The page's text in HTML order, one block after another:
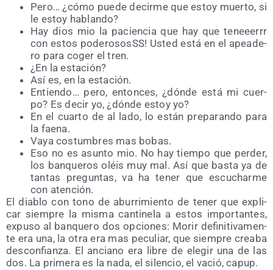
Pero… ¿cómo pue­de decir­me que estoy muer­to, si
le estoy hablando?
Hay dios mio la pacien­cia que hay que teneeerrr
con estos pode­ro­sosSS! Usted está en el apea­de­
ro para coger el tren.
¿En la estación?
Así es, en la estación.
Entien­do… pero, enton­ces, ¿dón­de está mi cuer­
po? Es decir yo, ¿dón­de estoy yo?
En el cuar­to de al lado, lo están pre­pa­ran­do para
la faena.
Vaya cos­tum­bres mas bobas.
Eso no es asun­to mio. No hay tiem­po que per­der,
los ban­que­ros oléis muy mal. Así que bas­ta ya de
tan­tas pre­gun­tas, va ha tener que escu­char­me
con atención.
El dia­blo con tono de abu­rri­mien­to de tener que expli­
car siem­pre la mis­ma can­ti­ne­la a estos impor­tan­tes,
expu­so al ban­que­ro dos opcio­nes: Morir defi­ni­ti­va­men­
te era una, la otra era mas pecu­liar, que siem­pre crea­ba
des­con­fian­za. El anciano era libre de ele­gir una de las
dos. La pri­me­ra es la nada, el silen­cio, el vació, capup.